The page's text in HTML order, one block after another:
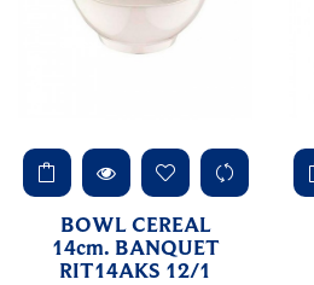
BOWL CEREAL
14cm. BANQUET
RIT14AKS 12/1